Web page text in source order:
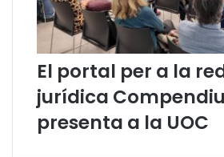
El portal per a la
jurídica
presenta a la UOC